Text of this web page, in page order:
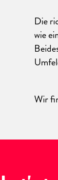
Die
wie
Wir